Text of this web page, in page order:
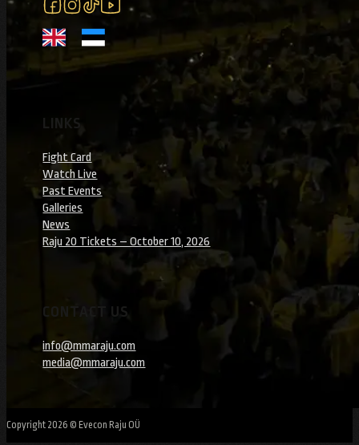
Follow us on Facebook
Follow us on Instagram
Follow us on Instagram
Follow us on YouTube
LINKS
Fight Card
Watch Live
Past Events
Galleries
News
Raju 20 Tickets – October 10, 2026
CONTACT US
info@mmaraju.com
media@mmaraju.com
Copyright 2026 © Evecon Raju OÜ